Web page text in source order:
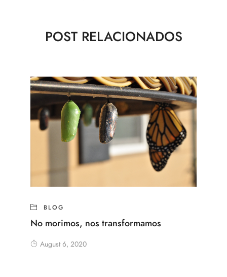
POST RELACIONADOS
BLOG
No morimos, nos transformamos
August 6, 2020